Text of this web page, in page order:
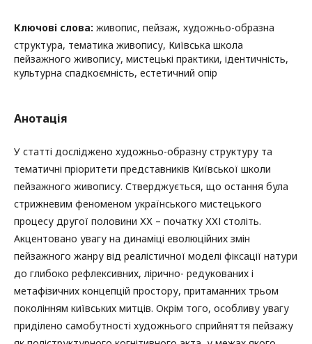
Ключові слова: живопис, пейзаж, художньо-образна
структура, тематика живопису, Київська школа
пейзажного живопису, мистецькі практики, ідентичність,
культурна спадкоємність, естетичний опір
Анотація
У статті досліджено художньо-образну структуру та
тематичні пріоритети представників Київської школи
пейзажного живопису. Стверджується, що остання була
стрижневим феноменом українського мистецького
процесу другої половини ХХ – початку ХХІ століть.
Акцентовано увагу на динаміці еволюційних змін
пейзажного жанру від реалістичної моделі фіксації натури
до глибоко рефлексивних, лірично- редукованих і
метафізичних концепцій простору, притаманних трьом
поколінням київських митців. Окрім того, особливу увагу
приділено самобутності художнього сприйняття пейзажу